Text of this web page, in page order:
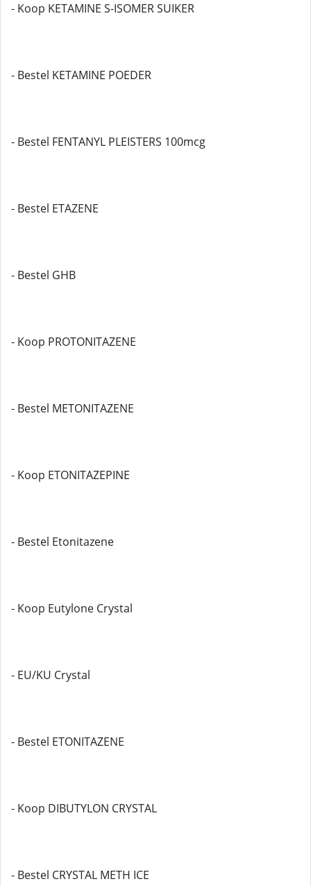
- Koop KETAMINE S-ISOMER SUIKER
- Bestel KETAMINE POEDER
- Bestel FENTANYL PLEISTERS 100mcg
- Bestel ETAZENE
- Bestel GHB
- Koop PROTONITAZENE
- Bestel METONITAZENE
- Koop ETONITAZEPINE
- Bestel Etonitazene
- Koop Eutylone Crystal
- EU/KU Crystal
- Bestel ETONITAZENE
- Koop DIBUTYLON CRYSTAL
- Bestel CRYSTAL METH ICE